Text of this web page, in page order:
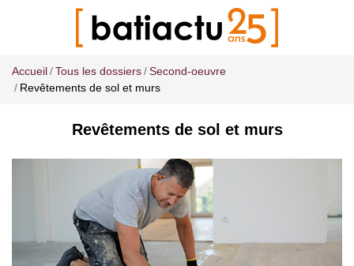
Accueil Tous les dossiers
Second-oeuvre
Revêtements de sol et murs
Revêtements de sol et murs